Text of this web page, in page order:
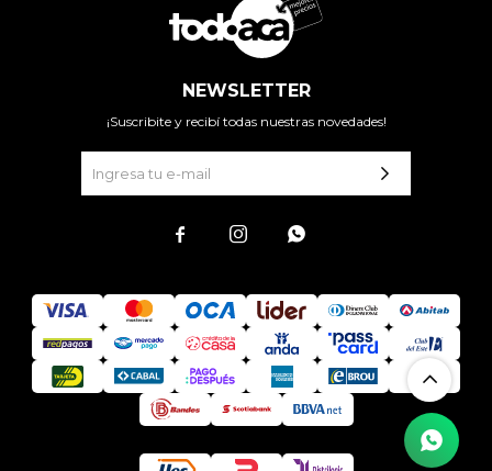
NEWSLETTER
¡Suscribite y recibí todas nuestras novedades!
  